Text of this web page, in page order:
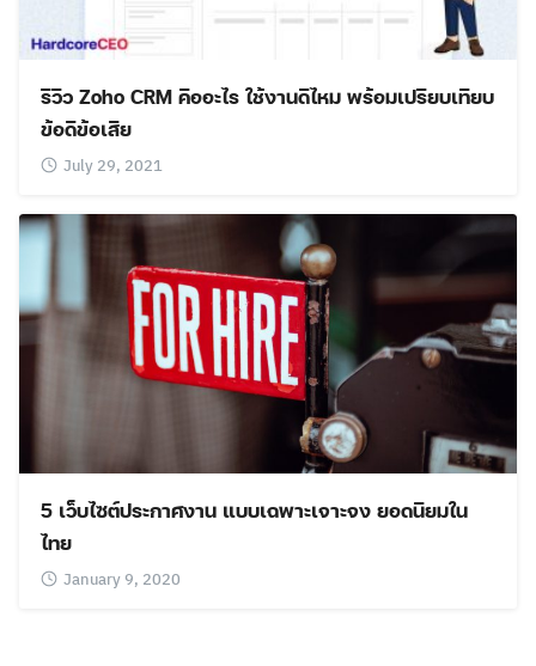
Search
รีวิว Zoho CRM คืออะไร ใช้งานดีไหม พร้อมเปรียบเทียบ
ข้อดีข้อเสีย
July 29, 2021
5 เว็บไซต์ประกาศงาน แบบเฉพาะเจาะจง ยอดนิยมใน
ไทย
January 9, 2020